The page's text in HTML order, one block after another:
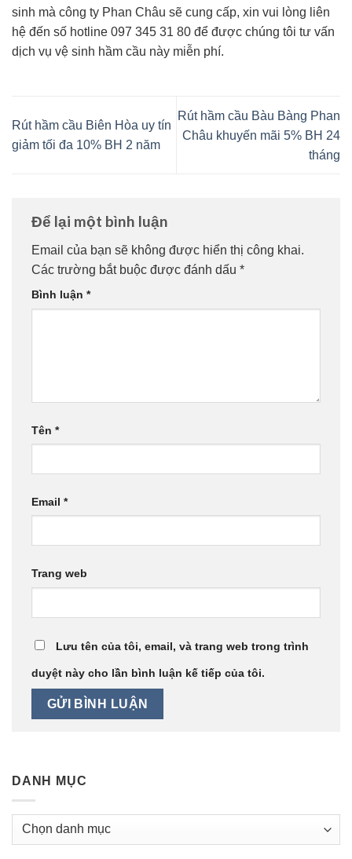
sinh mà công ty Phan Châu sẽ cung cấp, xin vui lòng liên
hệ đến số hotline 097 345 31 80 để được chúng tôi tư vấn
dịch vụ vệ sinh hầm cầu này miễn phí.
Rút hầm cầu Biên Hòa uy tín
giảm tối đa 10% BH 2 năm
Rút hầm cầu Bàu Bàng Phan
Châu khuyến mãi 5% BH 24
tháng
Để lại một bình luận
Email của bạn sẽ không được hiển thị công khai.
Các trường bắt buộc được đánh dấu *
Bình luận *
Tên *
Email *
Trang web
Lưu tên của tôi, email, và trang web trong trình
duyệt này cho lần bình luận kế tiếp của tôi.
DANH MỤC
Danh